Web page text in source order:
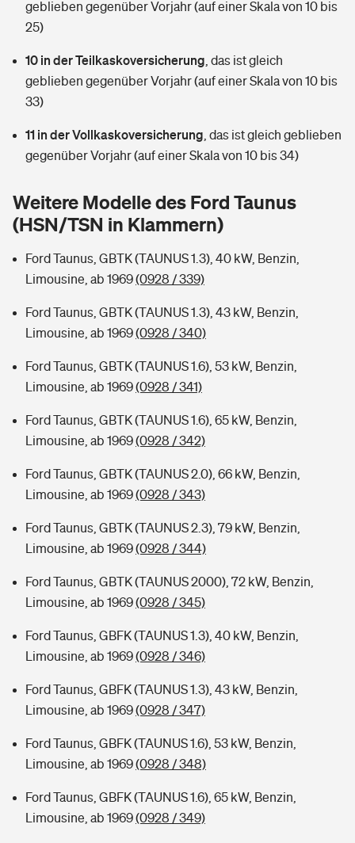
Wer versichert was: Jetzt Versicherer finden
Sie haben Fragen?
Mietkautionsversicherung
Restkreditversicherung
Zur Übersicht
Tools
Hochwasser-Check: Wie gefährdet ist Ihr Haus?
Sie haben Fragen?
Hundehalter-Haftpflicht
Handyversicherung
Private Cyberversicherung
Zur Übersicht
Kinderunfall-Check: Mehr Sicherheit für deine Kids
Typklassen: So ist Ihr Auto eingestuft
Sie haben Fragen?
Zur Übersicht
Tools
Wer versichert was: Jetzt Versicherer finden
Rentenrechner: Wie viel Geld bekomme ich im Alter?
geblieben gegenüber Vorjahr (auf einer Skala von 10 bis
25)
10 in der Teilkaskoversicherung das ist gleich
geblieben gegenüber Vorjahr (auf einer Skala von 10 bis
33)
11 in der Vollkaskoversicherung das ist gleich geblieben
gegenüber Vorjahr (auf einer Skala von 10 bis 34)
Weitere Modelle des Ford Taunus
(HSN/TSN in Klammern)
Ford Taunus, GBTK (TAUNUS 1.3), 40 kW, Benzin,
Limousine, ab 1969(0928 / 339)
Ford Taunus, GBTK (TAUNUS 1.3), 43 kW, Benzin,
Limousine, ab 1969(0928 / 340)
Ford Taunus, GBTK (TAUNUS 1.6), 53 kW, Benzin,
Limousine, ab 1969(0928 / 341)
Ford Taunus, GBTK (TAUNUS 1.6), 65 kW, Benzin,
Limousine, ab 1969(0928 / 342)
Ford Taunus, GBTK (TAUNUS 2.0), 66 kW, Benzin,
Limousine, ab 1969(0928 / 343)
Ford Taunus, GBTK (TAUNUS 2.3), 79 kW, Benzin,
Limousine, ab 1969(0928 / 344)
Ford Taunus, GBTK (TAUNUS 2000), 72 kW, Benzin,
Limousine, ab 1969(0928 / 345)
Ford Taunus, GBFK (TAUNUS 1.3), 40 kW, Benzin,
Limousine, ab 1969(0928 / 346)
Ford Taunus, GBFK (TAUNUS 1.3), 43 kW, Benzin,
Limousine, ab 1969(0928 / 347)
Ford Taunus, GBFK (TAUNUS 1.6), 53 kW, Benzin,
Limousine, ab 1969(0928 / 348)
Ford Taunus, GBFK (TAUNUS 1.6), 65 kW, Benzin,
Limousine, ab 1969(0928 / 349)